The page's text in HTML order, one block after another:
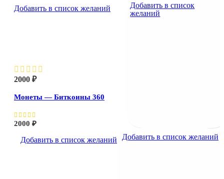
Добавить в список желаний
2000 ₽
Монеты — Биткоины 360
2000 ₽
Добавить в список
желаний
Добавить в список желаний Добавить в список желаний